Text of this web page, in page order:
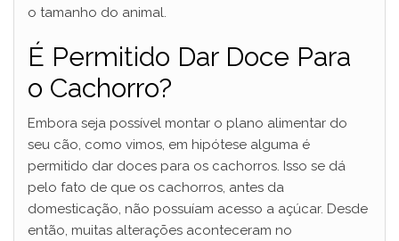
o tamanho do animal.
É Permitido Dar Doce Para
o Cachorro?
Embora seja possível montar o plano alimentar do
seu cão, como vimos, em hipótese alguma é
permitido dar doces para os cachorros. Isso se dá
pelo fato de que os cachorros, antes da
domesticação, não possuíam acesso a açúcar. Desde
então, muitas alterações aconteceram no